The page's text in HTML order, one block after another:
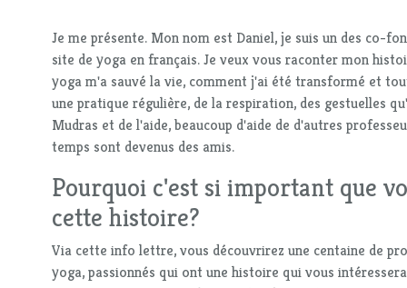
Je me présente. Mon nom est Daniel, je suis un des co-
site de yoga en français. Je veux vous raconter mon
yoga m'a sauvé la vie, comment j'ai été transformé et
une pratique régulière, de la respiration, des gestuelles
Mudras et de l'aide, beaucoup d'aide de d'autres
temps sont devenus des amis.
Pourquoi c'est si important que
cette histoire?
Via cette info lettre, vous découvrirez une centaine de
yoga, passionnés qui ont une histoire qui vous